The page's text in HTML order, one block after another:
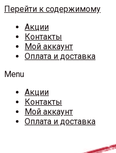
Перейти к содержимому
Акции
Контакты
Мой аккаунт
Оплата и доставка
Menu
Акции
Контакты
Мой аккаунт
Оплата и доставка